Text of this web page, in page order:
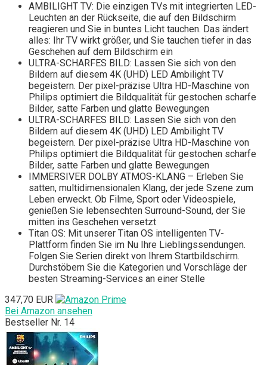
AMBILIGHT TV: Die einzigen TVs mit integrierten LED-
Leuchten an der Rückseite, die auf den Bildschirm
reagieren und Sie in buntes Licht tauchen. Das ändert
alles: Ihr TV wirkt größer, und Sie tauchen tiefer in das
Geschehen auf dem Bildschirm ein
ULTRA-SCHARFES BILD: Lassen Sie sich von den
Bildern auf diesem 4K (UHD) LED Ambilight TV
begeistern. Der pixel-präzise Ultra HD-Maschine von
Philips optimiert die Bildqualität für gestochen scharfe
Bilder, satte Farben und glatte Bewegungen
ULTRA-SCHARFES BILD: Lassen Sie sich von den
Bildern auf diesem 4K (UHD) LED Ambilight TV
begeistern. Der pixel-präzise Ultra HD-Maschine von
Philips optimiert die Bildqualität für gestochen scharfe
Bilder, satte Farben und glatte Bewegungen
IMMERSIVER DOLBY ATMOS-KLANG – Erleben Sie
satten, multidimensionalen Klang, der jede Szene zum
Leben erweckt. Ob Filme, Sport oder Videospiele,
genießen Sie lebensechten Surround-Sound, der Sie
mitten ins Geschehen versetzt
Titan OS: Mit unserer Titan OS intelligenten TV-
Plattform finden Sie im Nu Ihre Lieblingssendungen.
Folgen Sie Serien direkt von Ihrem Startbildschirm.
Durchstöbern Sie die Kategorien und Vorschläge der
besten Streaming-Services an einer Stelle
347,70 EUR
Bei Amazon ansehen
Bestseller Nr. 14